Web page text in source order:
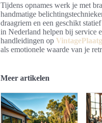
Tijdens opnames werk je met
handmatige
draagriem en een geschikt
in Nederland helpen bij service
handleidingen op
als emotionele waarde van je
Meer artikelen